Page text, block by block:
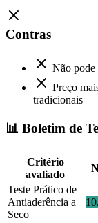
Contras
Não pode
Preço
tradicionais
📊 Boletim de
Critério
avaliado
Teste Prático de
Antiaderência a
Seco